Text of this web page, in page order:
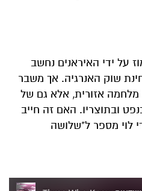
על ידי האיראנים נחשב
שוק האנרגיה. אך משבר
אזורית, אלא גם של
ובתוצריו. האם זה חייב
לוי מספר ל"שלושה